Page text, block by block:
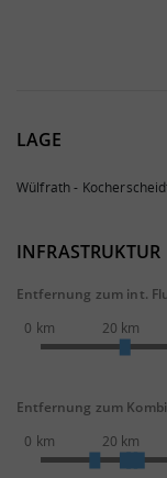
LAGE
Wülfrath -
INFRASTRUKTUR
Entfernung zum int.
0 km
20 km
Entfernung zum
0 km
20 km